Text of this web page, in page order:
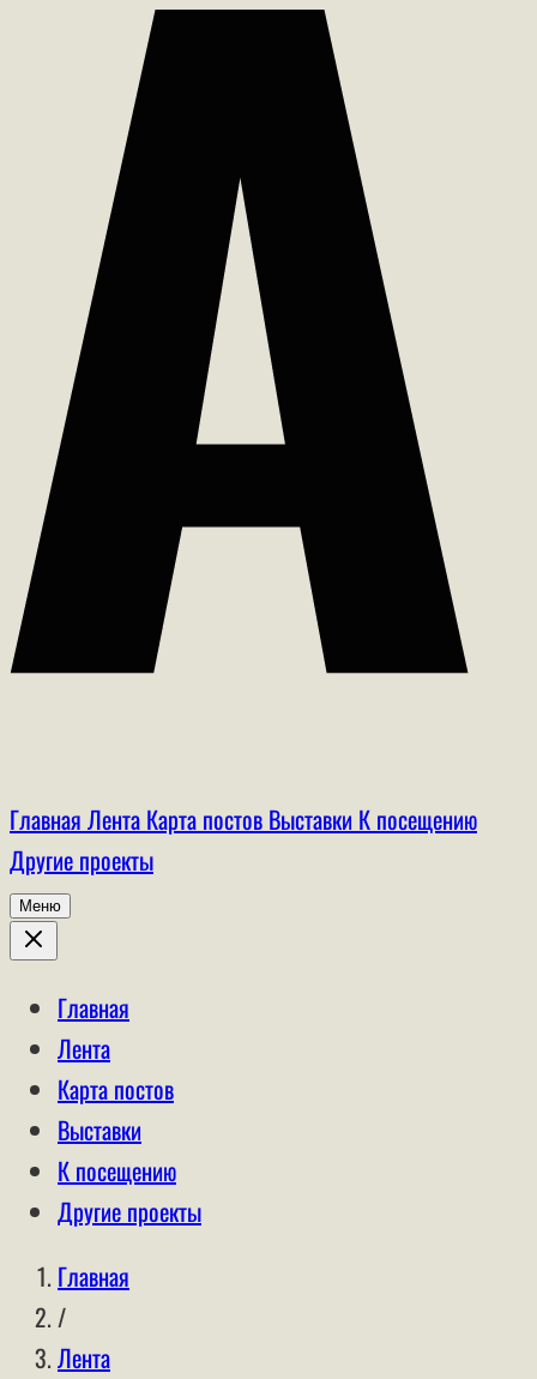
Главная Лента Карта постов Выставки К посещению
Другие проекты
Меню
Главная
Лента
Карта постов
Выставки
К посещению
Другие проекты
Главная
/
Лента